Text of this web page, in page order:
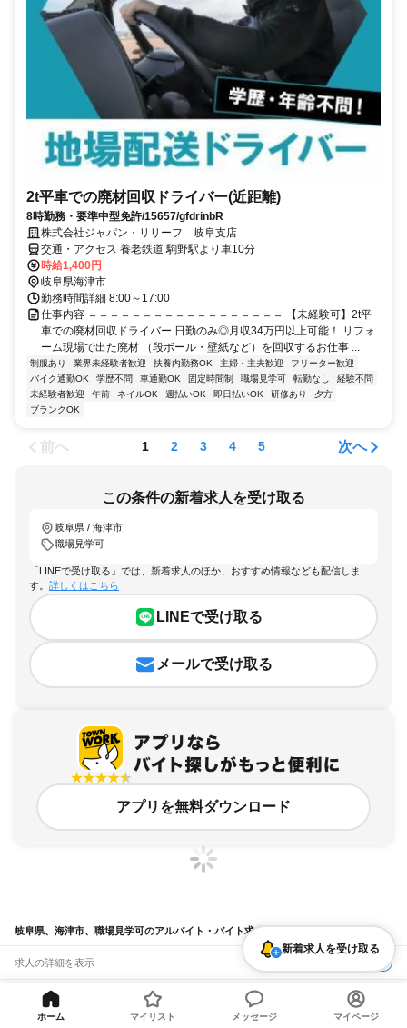
2t平車での廃材回収ドライバー(近距離)
8時勤務・要準中型免許/15657/gfdrinbR
株式会社ジャパン・リリーフ 岐阜支店
交通・アクセス 養老鉄道 駒野駅より車10分
時給1,400円
岐阜県海津市
勤務時間詳細 8:00～17:00
仕事内容 ＝＝＝＝＝＝＝＝＝＝＝＝＝＝＝＝＝＝ 【未経験可】2t平
車での廃材回収ドライバー 日勤のみ◎月収34万円以上可能！ リフォ
ーム現場で出た廃材 （段ボール・壁紙など）を回収するお仕事 ...
制服あり 業界未経験者歓迎 扶養内勤務OK 主婦・主夫歓迎
フリーター歓迎
バイク通勤OK
学歴不問 車通勤OK 固定時間制 職場見学可 転勤なし
経験不問
未経験者歓迎
午前 ネイルOK 週払いOK 即日払いOK 研修あり
夕方
ブランクOK
前へ 1 2 3 4 5 次へ
この条件の新着求人を受け取る
岐阜県 / 海津市
職場見学可
「LINEで受け取る」では、新着求人のほか、おすすめ情報なども配信しま
す。 詳しくはこちら
LINEで受け取る
メールで受け取る
アプリを無料ダウンロード
岐阜県、海津市、職場見学可のアルバイト・バイト求人情報
求人の詳細を表示
条件を追加・変更して検索
新着求人を受け取る
ホーム マイリスト メッセージ マイページ